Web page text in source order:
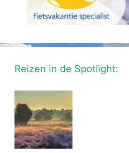
Reizen in de Spotlight: